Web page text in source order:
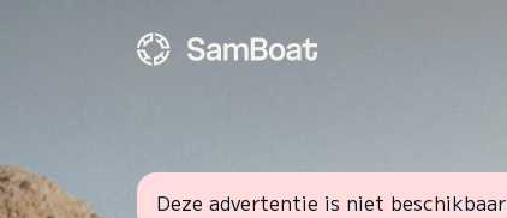
Deze advertentie is niet beschikbaar